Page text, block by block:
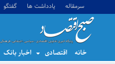
سرمقاله یادداشت ها گفتگو
خانه اقتصادی اخبار بانک